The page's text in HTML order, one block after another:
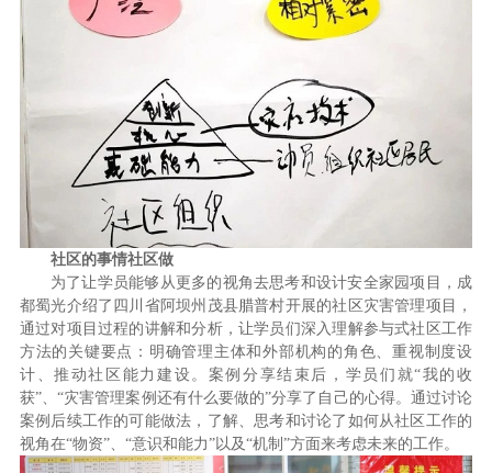
社区的事情社区做
为了让学员能够从更多的视角去思考和设计安全家园项目，成
都蜀光介绍了四川省阿坝州茂县腊普村开展的社区灾害管理项目，
通过对项目过程的讲解和分析，让学员们深入理解参与式社区工作
方法的关键要点：明确管理主体和外部机构的角色、重视制度设
计、推动社区能力建设。案例分享结束后，学员们就“我的收
获”、“灾害管理案例还有什么要做的”分享了自己的心得。通过讨论
案例后续工作的可能做法，了解、思考和讨论了如何从社区工作的
视角在“物资”、“意识和能力”以及“机制”方面来考虑未来的工作。